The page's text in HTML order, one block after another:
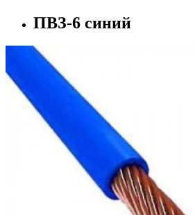
ПВЗ-6 синий